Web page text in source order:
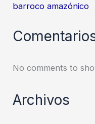
barroco amazónico
No comments to
Archivos